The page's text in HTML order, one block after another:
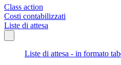
Class action
Costi contabilizzati
Liste di attesa
Liste di attesa - in formato